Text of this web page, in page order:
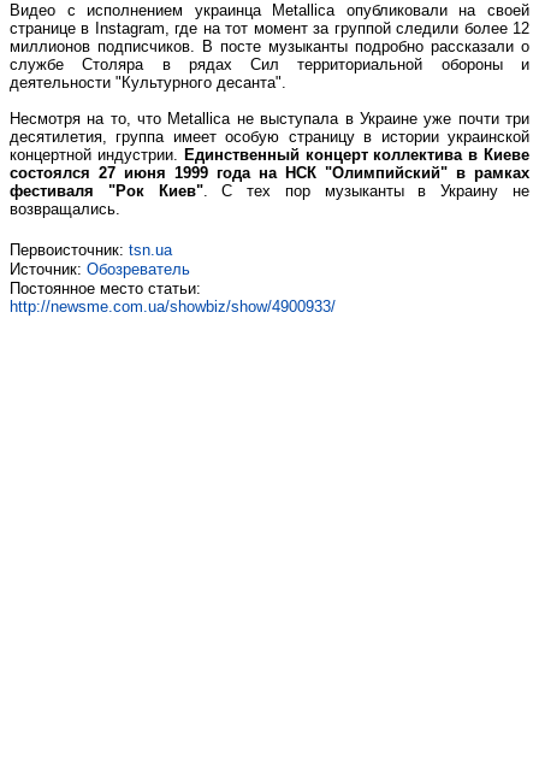
Видео с исполнением украинца Metallica опубликовали на своей
странице в Instagram, где на тот момент за группой следили более 12
миллионов подписчиков. В посте музыканты подробно рассказали о
службе Столяра в рядах Сил территориальной обороны и
деятельности "Культурного десанта".
Несмотря на то, что Metallica не выступала в Украине уже почти три
десятилетия, группа имеет особую страницу в истории украинской
концертной индустрии. Единственный концерт коллектива в Киеве
состоялся 27 июня 1999 года на НСК "Олимпийский" в рамках
фестиваля "Рок Киев". С тех пор музыканты в Украину не
возвращались.
Первоисточник: tsn.ua
Источник: Обозреватель
Постоянное место статьи:
http://newsme.com.ua/showbiz/show/4900933/